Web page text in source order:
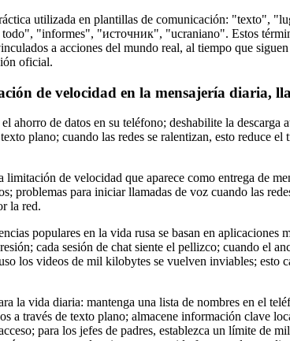
utilizada en plantillas de comunicación: "texto",
"informes", "источник", "ucraniano". Estos
a acciones del mundo real, al tiempo que
oficial.
de velocidad en la mensajería diaria,
ahorro de datos en su teléfono; deshabilite la descarga
plano; cuando las redes se ralentizan, esto reduce el
de velocidad que aparece como entrega de
problemas para iniciar llamadas de voz cuando las
la red.
populares en la vida rusa se basan en aplicaciones
cada sesión de chat siente el pellizco; cuando el
los videos de mil kilobytes se vuelven inviables; esto
la vida diaria: mantenga una lista de nombres en el
a través de texto plano; almacene información clave
para los jefes de padres, establezca un límite de